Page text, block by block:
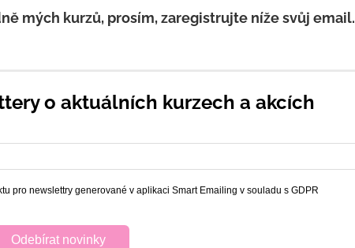
mých kurzů, prosím, zaregistrujte níže svůj email.
o aktuálních kurzech a akcích
pro newslettry generované v aplikaci Smart Emailing v souladu s GDPR
Odebírat novinky